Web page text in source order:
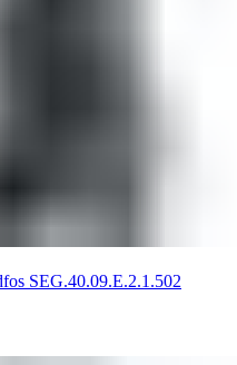
SEG.40.09.E.2.1.502